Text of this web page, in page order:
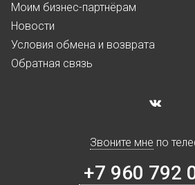
Моим бизнес-партнёрам
Новости
Условия обмена и возврата
Обратная связь
Звоните мне по
+7 960 792